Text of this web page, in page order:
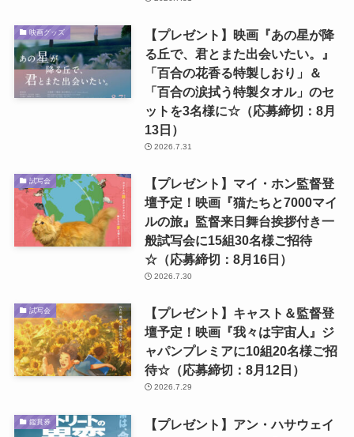
映画グッズ
【プレゼント】映画『あの星が降
る丘で、君とまた出会いたい。』
「百合の花香る特製しおり」＆
「百合の涙拭う特製タオル」のセ
ットを3名様に☆（応募締切：8月
13日）
2026.7.31
試写会
【プレゼント】マイ・ホン監督登
壇予定！映画『猫たちと7000マイ
ルの旅』監督来日舞台挨拶付き一
般試写会に15組30名様ご招待
☆（応募締切：8月16日）
2026.7.30
試写会
【プレゼント】キャスト＆監督登
壇予定！映画『我々は宇宙人』ジ
ャパンプレミアに10組20名様ご招
待☆（応募締切：8月12日）
2026.7.29
鑑賞券
【プレゼント】アン・ハサウェイ